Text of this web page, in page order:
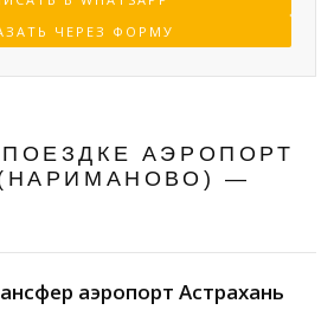
ЧЕРЕЗ ФОРМУ
АЭРОПОРТ
—
аэропорт Астрахань